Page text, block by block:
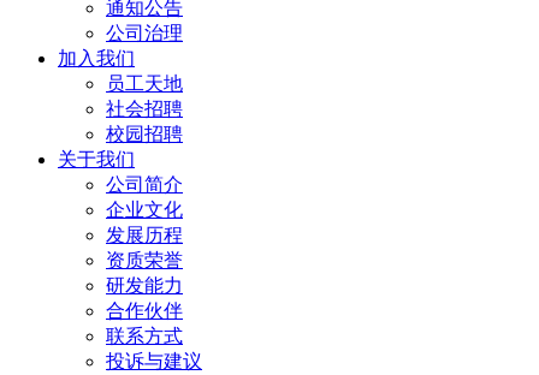
通知公告
公司治理
加入我们
员工天地
社会招聘
校园招聘
关于我们
公司简介
企业文化
发展历程
资质荣誉
研发能力
合作伙伴
联系方式
投诉与建议